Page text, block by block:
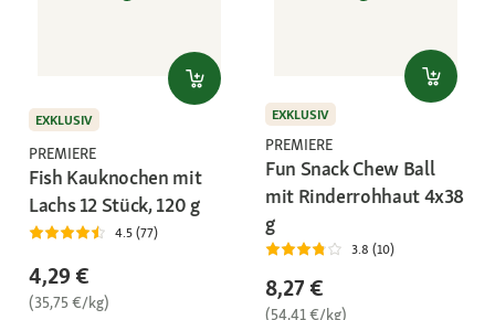
EXKLUSIV
PREMIERE
Fish Kauknochen mit
Lachs 12 Stück, 120 g
4.5 (77)
4,29 €
(35,75 €/kg)
EXKLUSIV
PREMIERE
Fun Snack Chew Ball
mit Rinderrohhaut 4x38
g
3.8 (10)
8,27 €
(54,41 €/kg)